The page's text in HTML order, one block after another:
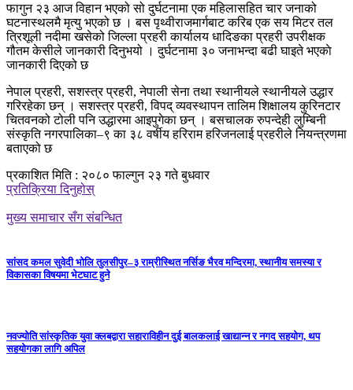
फागुन २३ आज विहान भएको सो दुर्घटनामा एक महिलासहित चार जनाको
घटनास्थलमै मृत्यु भएको छ । बस पृथ्वीराजमार्गबाट करिब एक सय मिटर तल
त्रिशूली नदीमा खसेको जिल्ला प्रहरी कार्यालय धादिङका प्रहरी उपरीक्षक
गौतम केसीले जानकारी दिनुभयो । दुर्घटनामा ३० जनाभन्दा बढी घाइते भएकाे
जानकारी दिएको छ
नेपाल प्रहरी, सशस्त्र प्रहरी, नेपाली सेना तथा स्थानीयले स्थानीयले उद्धार
गरिरहेका छन् । सशस्त्र प्रहरी, विपद् व्यवस्थापन तालिम शिक्षालय कुरिनटार
चितवनको टोली पनि उद्धारमा आइपुगेका छन् । बसचालक रुपन्देही लुम्बिनी
संस्कृति नगरपालिका–९ का ३८ वर्षीय हरिराम हरिजनलाई प्रहरीले नियन्त्रणमा
बताएको छ
प्रकाशित मिति : २०८० फाल्गुन २३ गते बुधवार
प्रतिक्रिया दिनुहोस्
मुख्य समाचार सँग संबन्धित
सांसद कमल सुवेदी भोलि तुलसीपुर–३ राम्रीस्थित नर्सिङ भैरव मन्दिरमा, स्थानीय समस्या र
विकासका विषयमा भेटघाट हुने
नवज्योति सांस्कृतिक युवा क्लबद्वारा सहाराविहीन दुई बालकलाई खाद्यान्न र नगद सहयोग, थप
सहयोगका लागि अपिल